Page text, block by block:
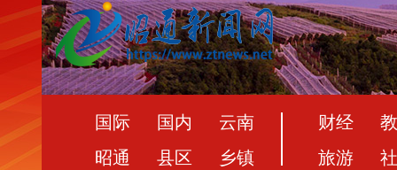
国际 国内
云南
昭通
县区 乡镇
财经
旅游